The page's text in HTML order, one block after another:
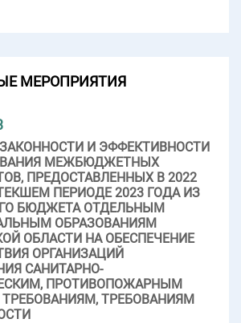
МЕРОПРИЯТИЯ
И ЭФФЕКТИВНОСТИ
МЕЖБЮДЖЕТНЫХ
ПРЕДОСТАВЛЕННЫХ В 2022
ПЕРИОДЕ 2023 ГОДА ИЗ
БЮДЖЕТА ОТДЕЛЬНЫМ
ОБРАЗОВАНИЯМ
ОБЛАСТИ НА ОБЕСПЕЧЕНИЕ
ОРГАНИЗАЦИЙ
САНИТАРНО-
ПРОТИВОПОЖАРНЫМ
ТРЕБОВАНИЯМ